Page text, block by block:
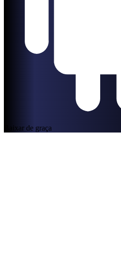
Baixar de graça